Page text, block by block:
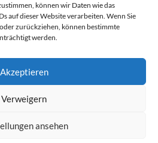
können wir Daten wie das
auf dieser Website verarbeiten. Wenn Sie
zurückziehen, können bestimmte
werden.
Akzeptieren
Verweigern
ansehen
UPDATES
All rights reserved